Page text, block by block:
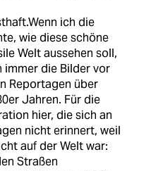
ich die
wie diese schöne
Welt aussehen soll,
immer die Bilder vor
Reportagen über
Jahren. Für die
hier, die sich an
nicht erinnert, weil
auf der Welt war:
Straßen